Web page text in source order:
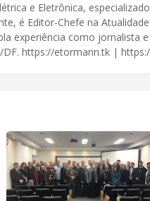
e Eletrônica,
é Editor-Chefe na
experiência como jornalista
DF. https://etormann.tk |